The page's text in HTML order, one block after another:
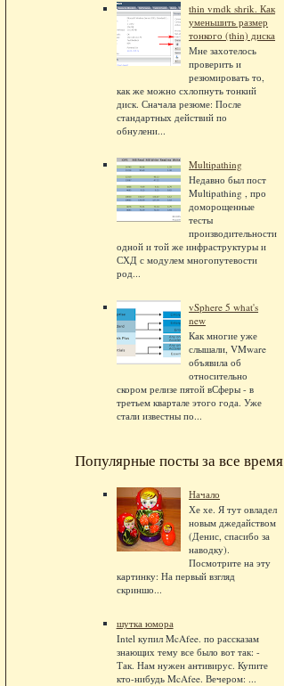
thin vmdk shrik. Как
уменьшить размер
тонкого (thin) диска
Мне захотелось
проверить и
резюмировать то,
как же можно схлопнуть тонкий
диск. Сначала резюме: После
стандартных действий по
обнулени...
Multipathing
Недавно был пост
Multipathing , про
доморощенные
тесты
производительности
одной и той же инфраструктуры и
СХД с модулем многопутевости
род...
vSphere 5 what's
new
Как многие уже
слышали, VMware
объявила об
относительно
скором релизе пятой вСферы - в
третьем квартале этого года. Уже
стали известны по...
Популярные посты за все время
Начало
Хе хе. Я тут овладел
новым джедайством
(Денис, спасибо за
наводку).
Посмотрите на эту
картинку: На первый взгляд
скриншо...
шутка юмора
Intel купил McAfee. по рассказам
знающих тему все было вот так: -
Так. Нам нужен антивирус. Купите
кто-нибудь McAfee. Вечером: ...